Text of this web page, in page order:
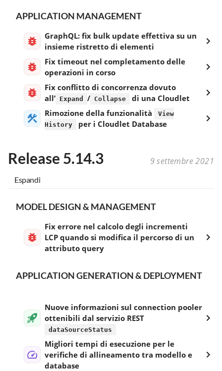
APPLICATION MANAGEMENT
GraphQL: fix bulk update effettiva su un
insieme ristretto di elementi
Fix timeout nel completamento delle
operazioni in corso
Fix conflitto di concorrenza dovuto
all’ Expand / Collapse
di una Cloudlet
Rimozione della funzionalità
View
History
per i Cloudlet Database
Release 5.14.3 9 settembre 2021
Espandi
MODEL DESIGN & MANAGEMENT
Fix errore nel calcolo degli incrementi
LCP quando si modifica il percorso di un
attributo query
APPLICATION GENERATION & DEPLOYMENT
Nuove informazioni sul connection pooler
ottenibili dal servizio REST
dataSourceStatus
Migliori tempi di esecuzione per le
verifiche di allineamento tra modello e
database